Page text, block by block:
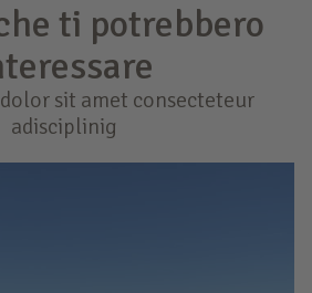
ti potrebbero
sit amet consecteteur
adisciplinig